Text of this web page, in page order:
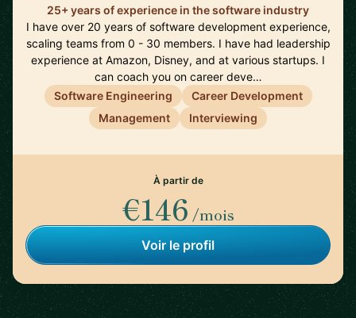
25+ years of experience in the software industry
I have over 20 years of software development experience,
scaling teams from 0 - 30 members. I have had leadership
experience at Amazon, Disney, and at various startups. I
can coach you on career deve…
Software Engineering
Career Development
Management
Interviewing
À partir de
€146 /mois
Voir le profil